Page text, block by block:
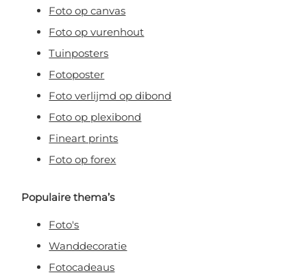
Foto op canvas
Foto op vurenhout
Tuinposters
Fotoposter
Foto verlijmd op dibond
Foto op plexibond
Fineart prints
Foto op forex
Populaire thema’s
Foto's
Wanddecoratie
Fotocadeaus